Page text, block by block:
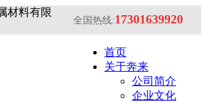
材料有限
全国热线:17301639920
首页
关于奔来
公司简介
企业文化